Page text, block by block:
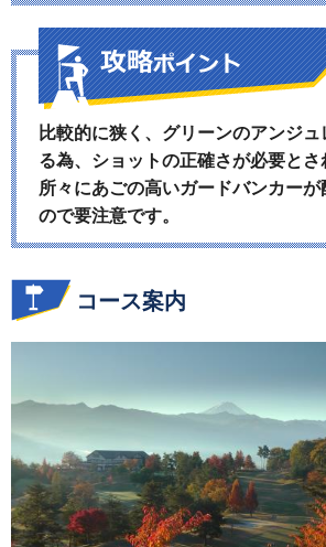
比較的に狭く、グリーンのアンジ
る為、ショットの正確さが必要とさ
所々にあごの高いガードバンカー
ので要注意です。
コース案内